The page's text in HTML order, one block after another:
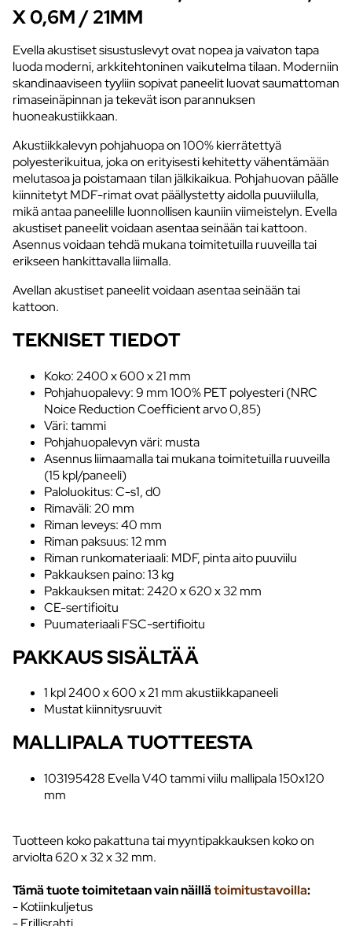
X 0,6M / 21MM
Evella akustiset sisustuslevyt ovat nopea ja vaivaton tapa
luoda moderni, arkkitehtoninen vaikutelma tilaan. Moderniin
skandinaaviseen tyyliin sopivat paneelit luovat saumattoman
rimaseinäpinnan ja tekevät ison parannuksen
huoneakustiikkaan.
Akustiikkalevyn pohjahuopa on 100% kierrätettyä
polyesterikuitua, joka on erityisesti kehitetty vähentämään
melutasoa ja poistamaan tilan jälkikaikua. Pohjahuovan päälle
kiinnitetyt MDF-rimat ovat päällystetty aidolla puuviilulla,
mikä antaa paneelille luonnollisen kauniin viimeistelyn. Evella
akustiset paneelit voidaan asentaa seinään tai kattoon.
Asennus voidaan tehdä mukana toimitetuilla ruuveilla tai
erikseen hankittavalla liimalla.
Avellan akustiset paneelit voidaan asentaa seinään tai
kattoon.
TEKNISET TIEDOT
Koko: 2400 x 600 x 21 mm
Pohjahuopalevy: 9 mm 100% PET polyesteri (NRC
Noice Reduction Coefficient arvo 0,85)
Väri: tammi
Pohjahuopalevyn väri: musta
Asennus liimaamalla tai mukana toimitetuilla ruuveilla
(15 kpl/paneeli)
Paloluokitus: C-s1, d0
Rimaväli: 20 mm
Riman leveys: 40 mm
Riman paksuus: 12 mm
Riman runkomateriaali: MDF, pinta aito puuviilu
Pakkauksen paino: 13 kg
Pakkauksen mitat: 2420 x 620 x 32 mm
CE-sertifioitu
Puumateriaali FSC-sertifioitu
PAKKAUS SISÄLTÄÄ
1 kpl 2400 x 600 x 21 mm akustiikkapaneeli
Mustat kiinnitysruuvit
MALLIPALA TUOTTEESTA
103195428 Evella V40 tammi viilu mallipala 150x120
mm
Tuotteen koko pakattuna tai myyntipakkauksen koko on
arviolta 620 x 32 x 32 mm.
Tämä tuote toimitetaan vain näillätoimitustavoilla:
- Kotiinkuljetus